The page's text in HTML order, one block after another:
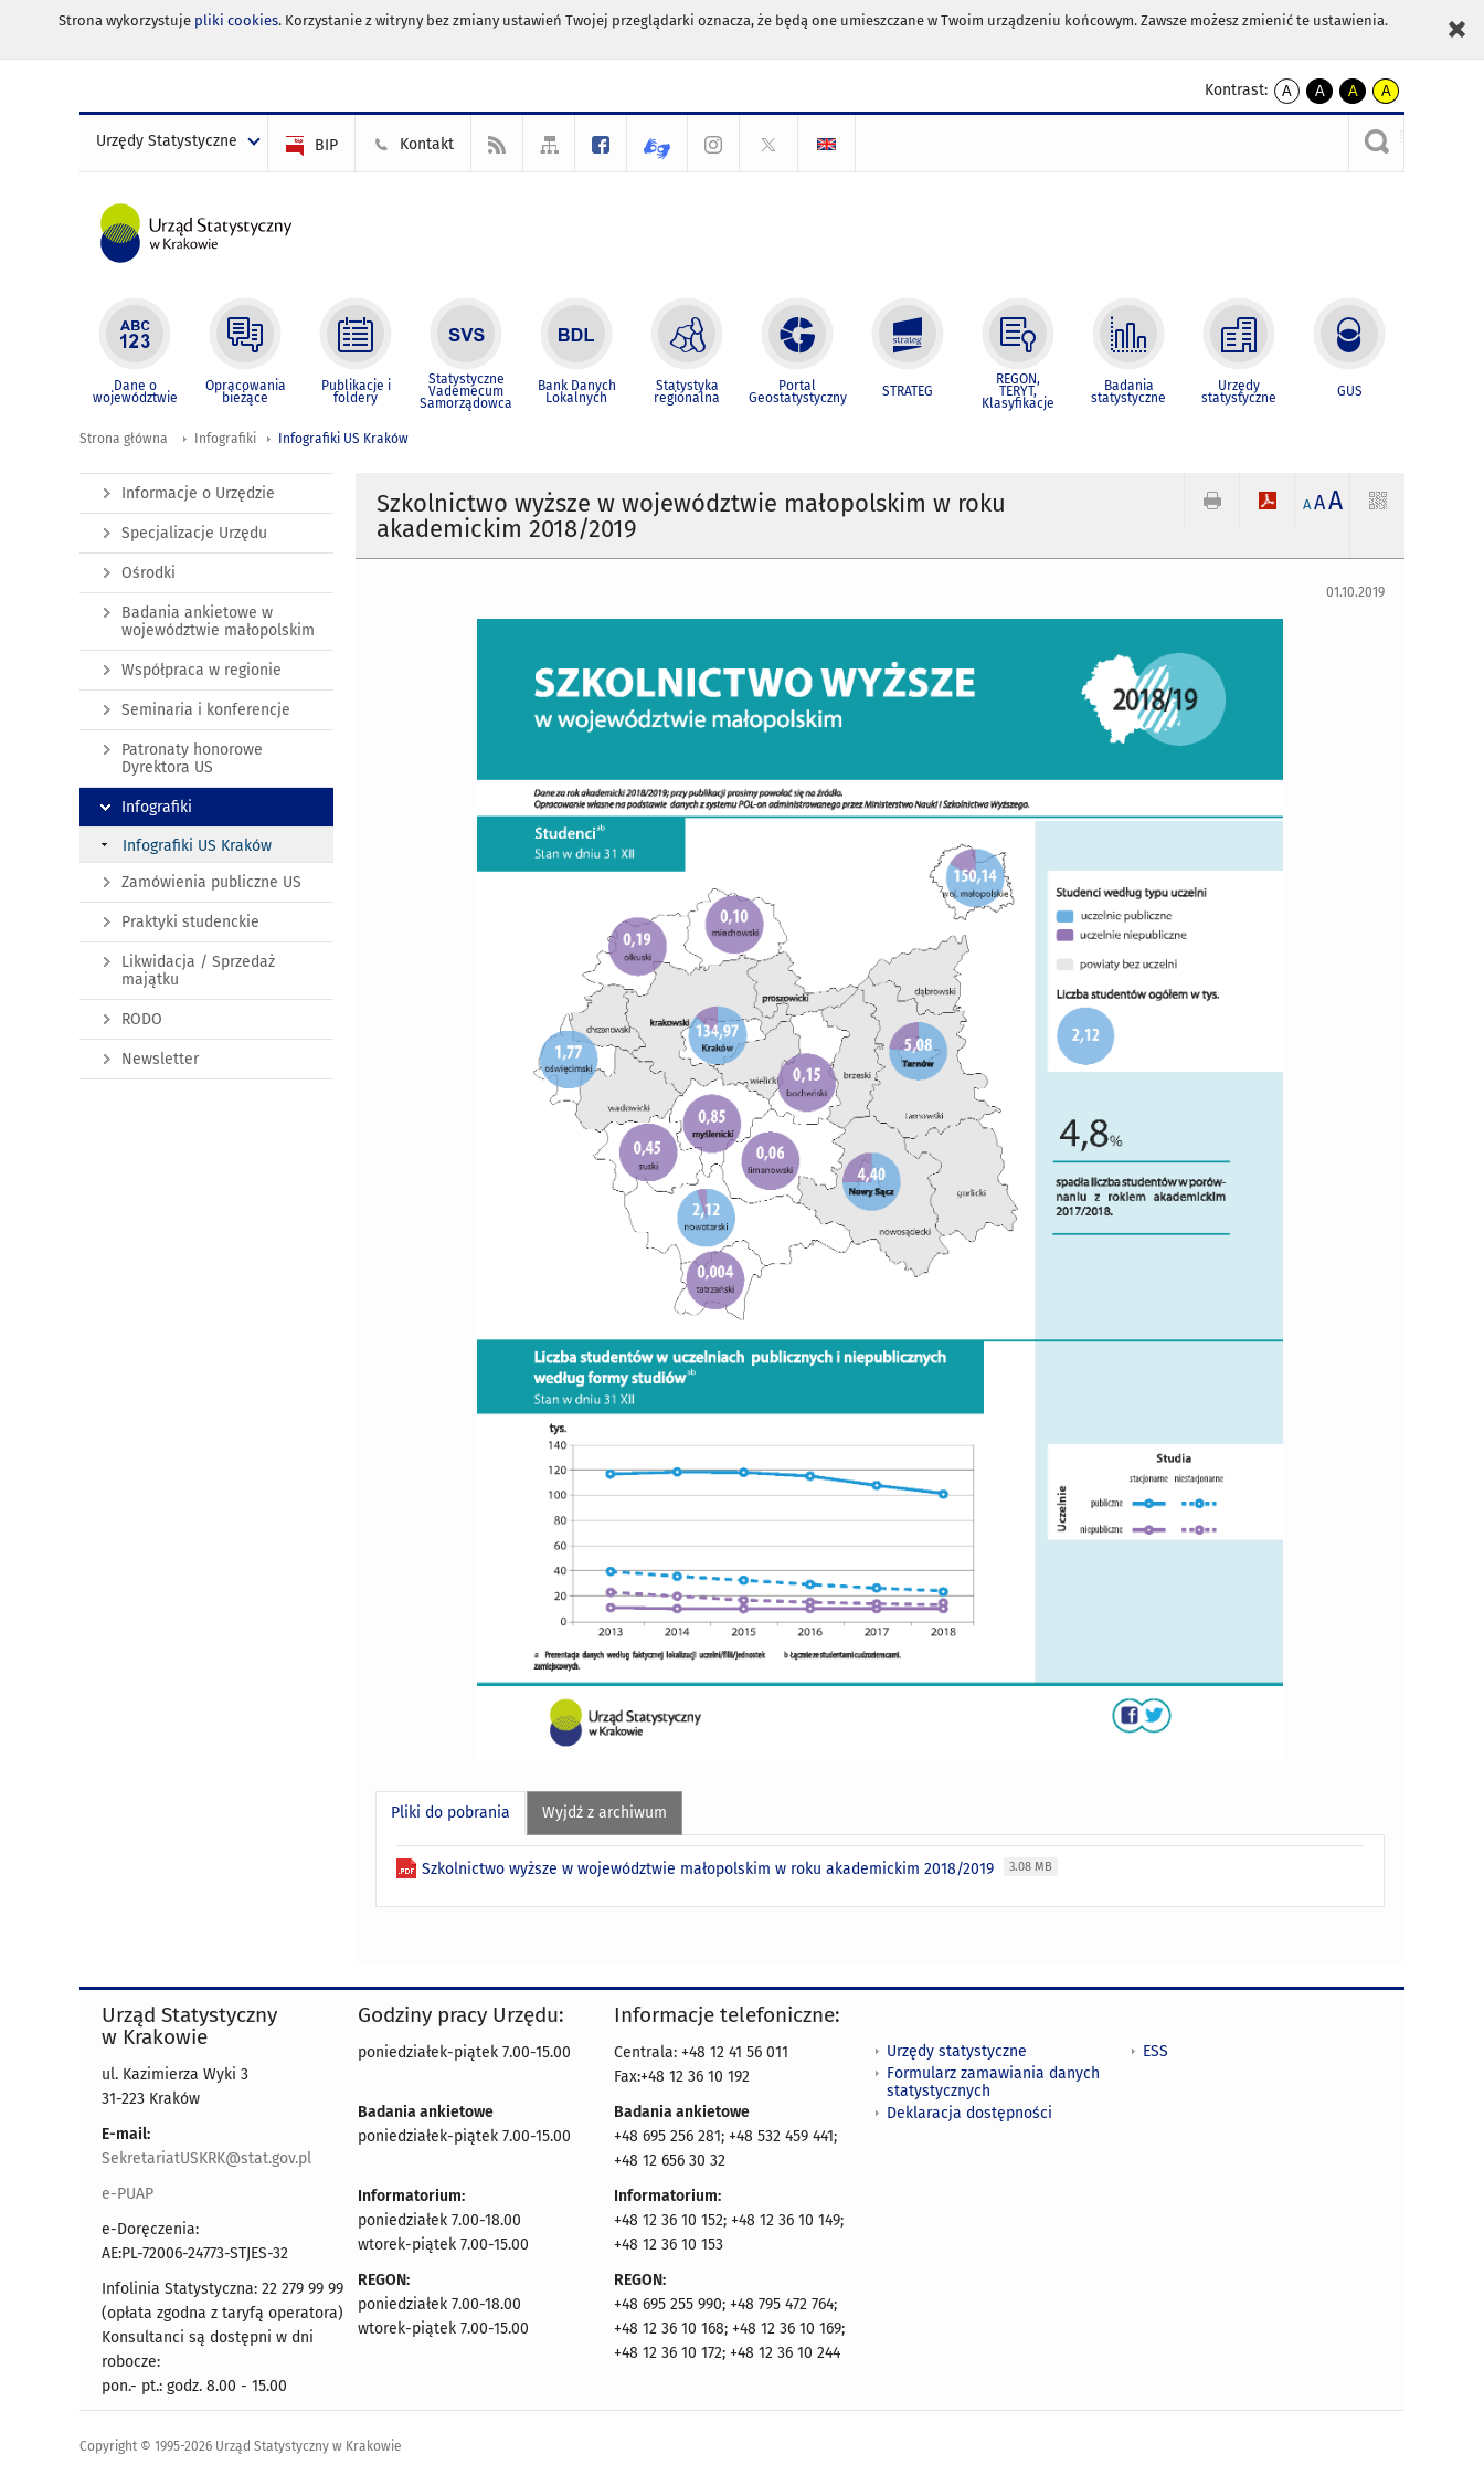
Strona wykorzystuje pliki cookies. Korzystanie z witryny bez zmiany ustawień Twojej przeglądarki oznacza, że będą one umieszczane w Twoim urządzeniu końcowym. Zawsze możesz zmienić te ustawienia.
Kontrast:
A
kontrast
A
kontrast
czarnym
A
kontrast
żółty
tekst
czarnym
A
kontrast
czarny
tekst
żółtym
Urzędy Statystyczne BIP Kontakt
Dane o
województwie
Opracowania
bieżące
Publikacje i
foldery
Statystyczne
Vademecum
Samorządowca
Bank Danych
Lokalnych
Statystyka
regionalna
Portal
Geostatystyczny STRATEG
REGON,
TERYT,
Klasyfikacje
Badania
statystyczne
Urzędy
statystyczne GUS
Strona główna Infografiki Infografiki US Kraków
Szkolnictwo wyższe w województwie małopolskim w roku
akademickim 2018/2019
A AA
01.10.2019
Pliki do pobrania Wyjdź z archiwum
Szkolnictwo wyższe w województwie małopolskim w roku akademickim 2018/2019 3.08 MB
Informacje o Urzędzie
Specjalizacje Urzędu
Ośrodki
Badania ankietowe w
województwie małopolskim
Współpraca w regionie
Seminaria i konferencje
Patronaty honorowe
Dyrektora US
Infografiki
Infografiki US Kraków
Zamówienia publiczne US
Praktyki studenckie
Likwidacja / Sprzedaż
majątku
RODO
Newsletter
Urząd Statystyczny
w Krakowie
ul. Kazimierza Wyki 3
31-223 Kraków
E-mail:
SekretariatUSKRK@stat.gov.pl
e-PUAP
e-Doręczenia:
AE:PL-72006-24773-STJES-32
Infolinia Statystyczna: 22 279 99 99
(opłata zgodna z taryfą operatora)
Konsultanci są dostępni w dni
robocze:
pon.- pt.: godz. 8.00 - 15.00
Godziny pracy Urzędu:
poniedziałek-piątek 7.00-15.00
Badania ankietowe
poniedziałek-piątek 7.00-15.00
Informatorium:
poniedziałek 7.00-18.00
wtorek-piątek 7.00-15.00
REGON:
poniedziałek 7.00-18.00
wtorek-piątek 7.00-15.00
Informacje telefoniczne:
Centrala: +48 12 41 56 011
Fax:+48 12 36 10 192
Badania ankietowe
+48 695 256 281; +48 532 459 441;
+48 12 656 30 32
Informatorium:
+48 12 36 10 152; +48 12 36 10 149;
+48 12 36 10 153
REGON:
+48 695 255 990; +48 795 472 764;
+48 12 36 10 168; +48 12 36 10 169;
+48 12 36 10 172; +48 12 36 10 244
Urzędy statystyczne
Formularz zamawiania danych
statystycznych
Deklaracja dostępności
ESS
Copyright © 1995-2026 Urząd Statystyczny w Krakowie